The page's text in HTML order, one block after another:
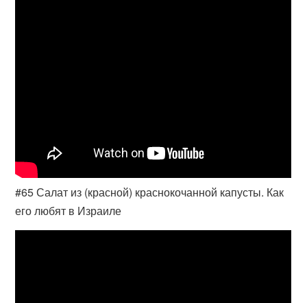
#65 Салат из (красной) краснокочанной капусты. Как
его любят в Израиле